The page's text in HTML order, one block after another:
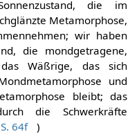
die im
Metamorphose,
wir haben
die mondgetragene,
Wäßrige, das sich
und
bleibt; das
die Schwerkräfte
64f
)